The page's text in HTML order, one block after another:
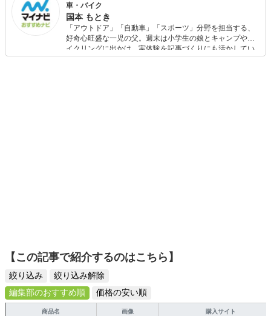
京都造形芸術大学非常勤講師。大相撲の貴乃花親方との共
同開発プログラム「シコアサイズ」を販売。株式会社フィ
ットネス・ゼロ代表取締役。シェアスタジオ「コア・フォ
レスト」フィットネス・ゼロ公式オンラインレッスン運営
責任者。 フルマラソン歴21年。ベストタイムは2 時間45 分
01 秒。 2010年より、国内外のマラソン&ランニングイベン
車・バイク
国本 もとき
「アウトドア」「自動車」「スポーツ」分野を担当する、
好奇心旺盛な一児の父。週末は小学生の娘とキャンプやサ
イクリングに出かけ、実体験を記事づくりにも活かしてい
ます。読者の「知りたい」を分かりやすく届けることをモ
【この記事で紹介するのはこちら】
絞り込み
絞り込み解除
編集部のおすすめ順
価格の安い順
商品名 画像 購入サイト